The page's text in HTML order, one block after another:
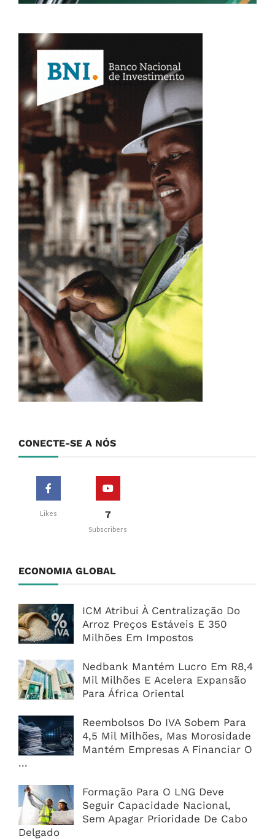
CONECTE-SE A NÓS
Likes 7
Subscribers
ECONOMIA GLOBAL
ICM Atribui À Centralização Do
Arroz Preços Estáveis E 350
Milhões Em Impostos
Nedbank Mantém Lucro Em R8,4
Mil Milhões E Acelera Expansão
Para África Oriental
Reembolsos Do IVA Sobem Para
4,5 Mil Milhões, Mas Morosidade
Mantém Empresas A Financiar O
...
Formação Para O LNG Deve
Seguir Capacidade Nacional,
Sem Apagar Prioridade De Cabo
Delgado